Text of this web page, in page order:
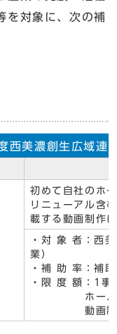
を対象に、次の補
西美濃創生広域連
初めて自社のホ
リニューアル含
載する動画制作
・対 象 者：西
業）
・補 助 率：補
・限 度 額：1事
ホームペー
動画制作